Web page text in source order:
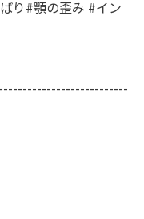
り#顎の歪み #イン